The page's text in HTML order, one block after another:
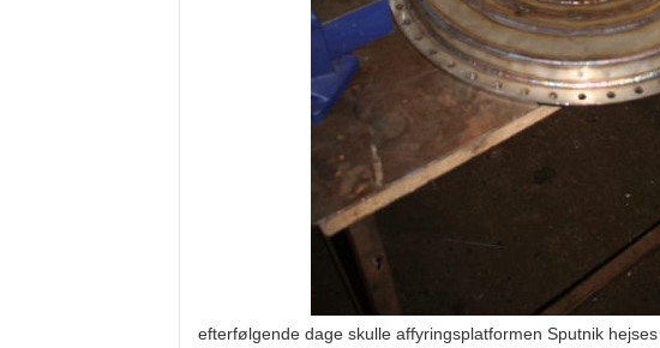
efterfølgende dage skulle affyringsplatformen Sputnik